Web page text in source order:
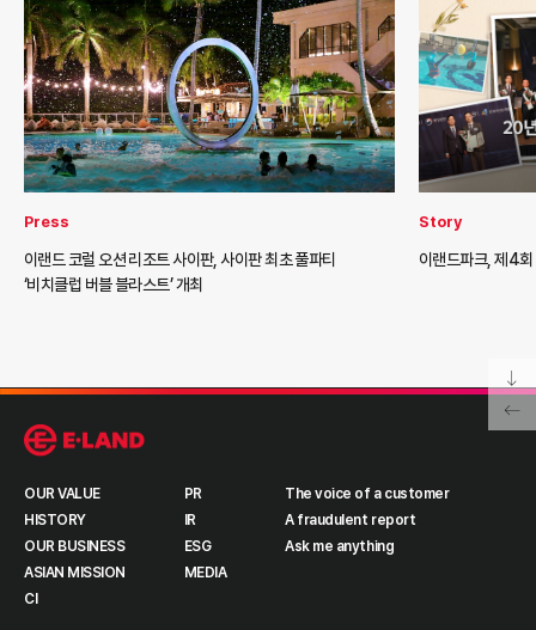
Press
이랜드 코럴 오션 리조트 사이판, 사이판 최초 풀파티
‘비치클럽 버블 블라스트’ 개최
Story
이랜드파크, 제4회
OUR VALUE
HISTORY
OUR BUSINESS
ASIAN MISSION
CI
PR
IR
ESG
MEDIA
The voice of a customer
A fraudulent report
Ask me anything